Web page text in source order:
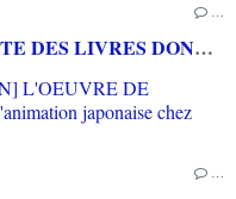
…
[REVUE LIVRE GEEK] EN QUETE DES LIVRES DONT VOUS ETES LE HEROS chez THIRD EDITIONS
…